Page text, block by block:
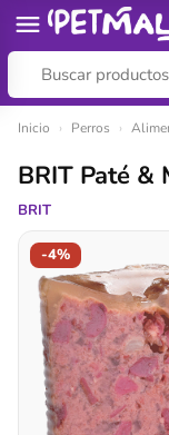
contenido
Inicio › Perros ›
-4%
BRIT Paté &
BRIT